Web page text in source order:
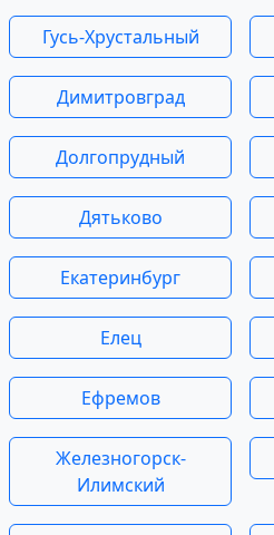
Гусь-Хрустальный
Димитровград
Долгопрудный
Дятьково
Екатеринбург
Елец
Ефремов
Железногорск-
Илимский